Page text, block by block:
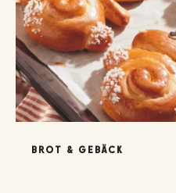
BROT & GEBÄCK